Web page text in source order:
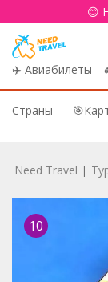
😊
✈️ Авиабилеты
Страны
Need Travel |
10